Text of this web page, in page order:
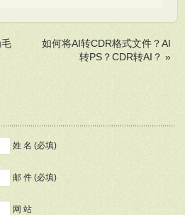
如何将AI转CDR格式文件？AI
转PS？CDR转AI？ »
姓 名 (必填)
邮 件 (必填)
网 站